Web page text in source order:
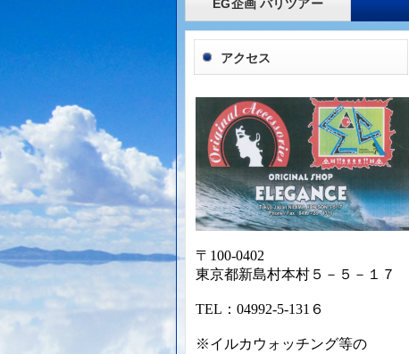
EG企画 バリツアー
アクセス
〒100-0402
東京都新島村本村５－５－１７
TEL：04992-5-131６
※イルカウォッチング等の